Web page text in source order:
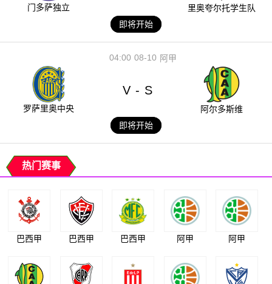
门多萨独立
里奥夸尔托学生队
即将开始
08-10
04:00 阿甲
罗萨里奥中央
V - S
阿尔多斯维
即将开始
热门赛事
巴西甲 巴西甲 巴西甲 阿甲 阿甲